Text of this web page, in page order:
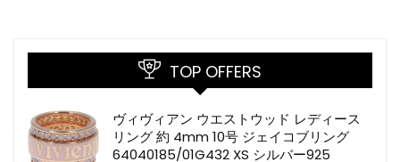
TOP OFFERS
ヴィヴィアン ウエストウッド レディース
リング 約 4mm 10号 ジェイコブリング
64040185/01G432 XS シルバー925